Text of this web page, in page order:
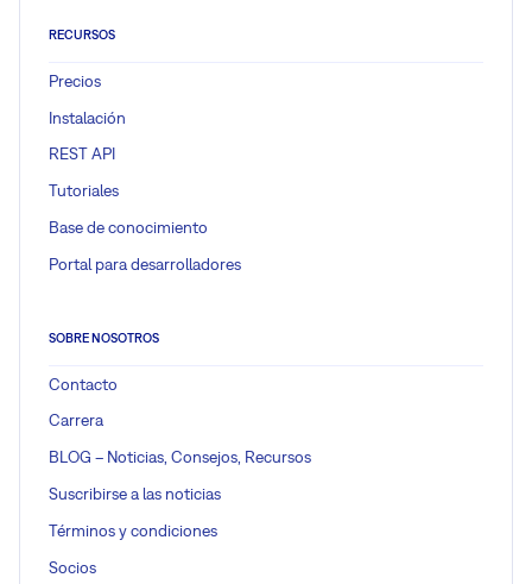
RECURSOS
Precios
Instalación
REST API
Tutoriales
Base de conocimiento
Portal para desarrolladores
SOBRE NOSOTROS
Contacto
Carrera
BLOG – Noticias, Consejos, Recursos
Suscribirse a las noticias
Términos y condiciones
Socios